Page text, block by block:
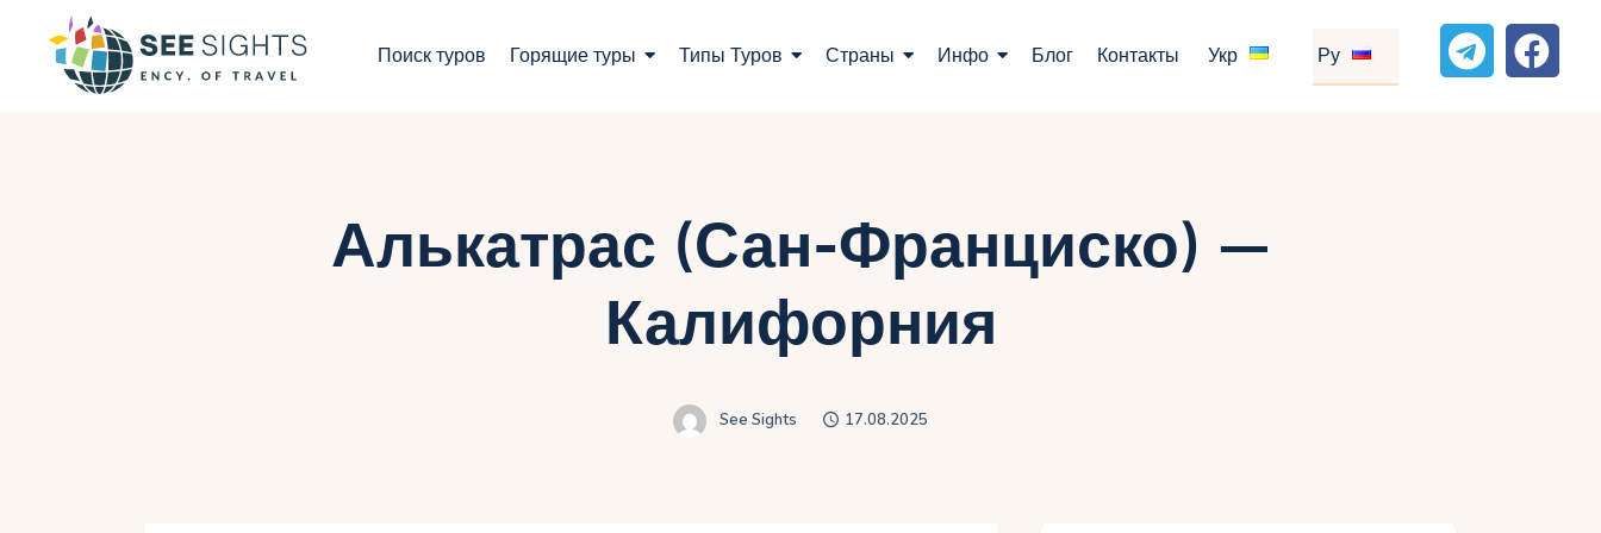
Поиск туров Горящие туры Типы Туров Страны Инфо Блог Контакты Укр Ру
Инфо
Контакты
Алькатрас (Сан-Франциско) —
Калифорния
See Sights 17.08.2025